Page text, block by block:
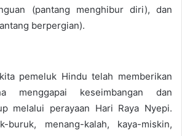
(pantang menghibur diri), dan
berpergian).
pemeluk Hindu telah memberikan
menggapai keseimbangan dan
melalui perayaan Hari Raya Nyepi.
buruk, menang-kalah, kaya-miskin,